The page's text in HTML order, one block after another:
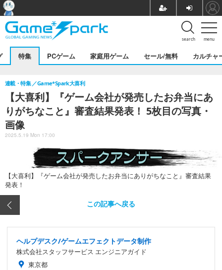
menu
search
特集 PCゲーム 家庭用ゲーム セール/無料 カルチャ
【大喜利】『ゲーム会社が発売したお弁当にあ
りがちなこと』審査結果発表！ 5枚目の写真・
画像
連載・特集 Game*Spark大喜利
2025.5.19 Mon 17:00
【大喜利】『ゲーム会社が発売したお弁当にありがちなこと』審査結果
発表！
この記事へ戻る
ヘルプデスク/ゲームエフェクトデータ制作
株式会社スタッフサービス エンジニアガイド
東京都